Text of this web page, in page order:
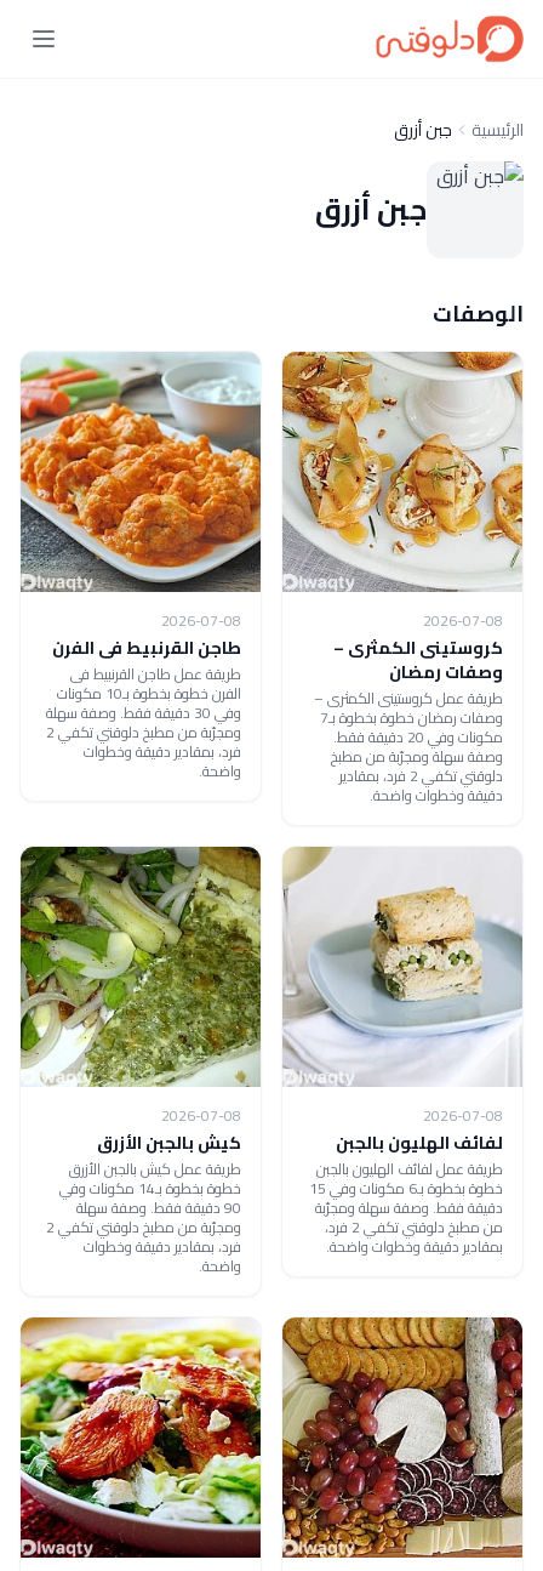
الرئيسية جبن أزرق
جبن أزرق
الوصفات
2026-07-08
كروستينى الكمثرى –
وصفات رمضان
طريقة عمل كروستينى الكمثرى –
وصفات رمضان خطوة بخطوة بـ7
مكونات وفي 20 دقيقة فقط.
وصفة سهلة ومجرّبة من مطبخ
دلوقتي تكفي 2 فرد، بمقادير
دقيقة وخطوات واضحة.
2026-07-08
طاجن القرنبيط فى الفرن
طريقة عمل طاجن القرنبيط فى
الفرن خطوة بخطوة بـ10 مكونات
وفي 30 دقيقة فقط. وصفة سهلة
ومجرّبة من مطبخ دلوقتي تكفي 2
فرد، بمقادير دقيقة وخطوات
واضحة.
2026-07-08
لفائف الهليون بالجبن
طريقة عمل لفائف الهليون بالجبن
خطوة بخطوة بـ6 مكونات وفي 15
دقيقة فقط. وصفة سهلة ومجرّبة
من مطبخ دلوقتي تكفي 2 فرد،
بمقادير دقيقة وخطوات واضحة.
2026-07-08
كيش بالجبن الأزرق
طريقة عمل كيش بالجبن الأزرق
خطوة بخطوة بـ14 مكونات وفي
90 دقيقة فقط. وصفة سهلة
ومجرّبة من مطبخ دلوقتي تكفي 2
فرد، بمقادير دقيقة وخطوات
واضحة.